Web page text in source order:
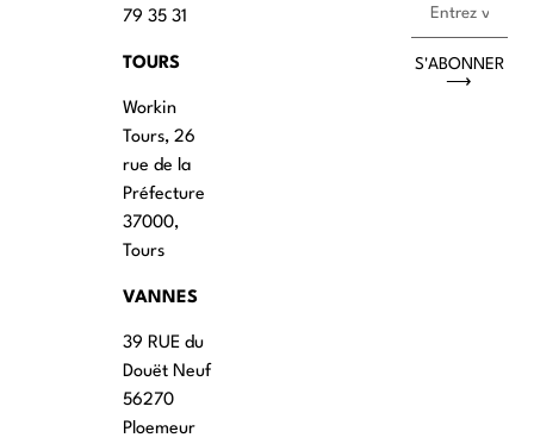
79 35 31
TOURS
Workin
Tours, 26
rue de la
Préfecture
37000,
Tours
VANNES
39 RUE du
Douët Neuf
56270
Ploemeur
S'ABONNER
⟶